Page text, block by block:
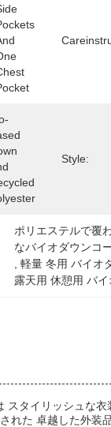
Style:
ポリエステルで覆
なバイオダウンコ
, 軽量 冬用 バイオ
露天用 休憩用 バ
スタイリッシュな衣
れた 卓越した外装